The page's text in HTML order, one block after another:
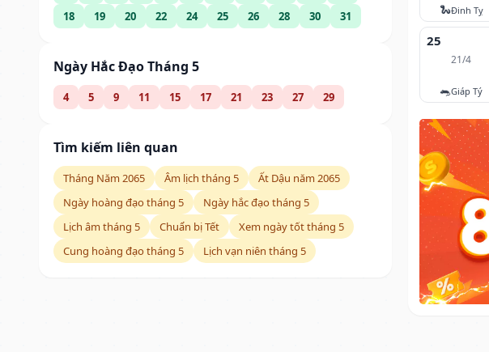
18
19 20 22 24 25 26 28 30 31
Ngày Hắc Đạo Tháng 5
4 5 9 11 15 17 21 23 27 29
Tìm kiếm liên quan
Tháng Năm 2065 Âm lịch tháng 5
Ất Dậu năm 2065
Ngày hoàng đạo tháng 5
Ngày hắc đạo tháng 5
Lịch âm tháng 5
Chuẩn bị Tết
Xem ngày tốt tháng 5
Cung hoàng đạo tháng 5
Lịch vạn niên tháng 5
🐍Đinh Tỵ
25
21/4
🐀Giáp Tý